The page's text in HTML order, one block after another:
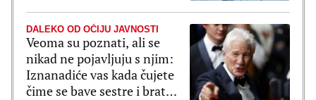
DALEKO OD OČIJU JAVNOSTI
Veoma su poznati, ali se
nikad ne pojavljuju s njim:
Iznanadiće vas kada čujete
čime se bave sestre i brat